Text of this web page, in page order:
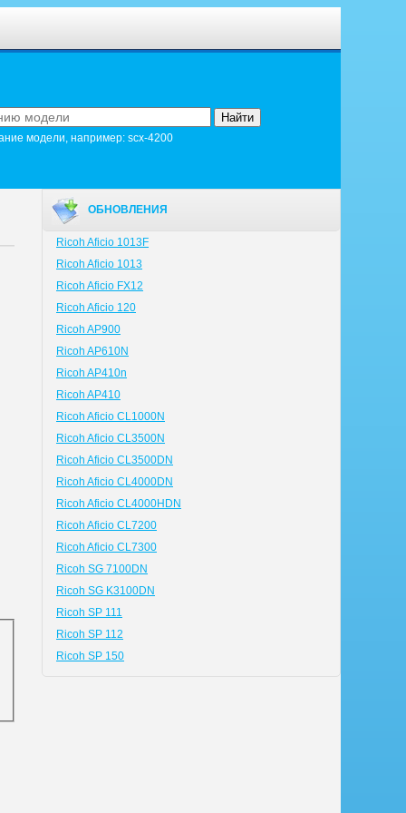
модели, например: scx-4200
ОБНОВЛЕНИЯ
Ricoh Aficio 1013F
Ricoh Aficio 1013
Ricoh Aficio FX12
Ricoh Aficio 120
Ricoh AP900
Ricoh AP610N
Ricoh AP410n
Ricoh AP410
Ricoh Aficio CL1000N
Ricoh Aficio CL3500N
Ricoh Aficio CL3500DN
Ricoh Aficio CL4000DN
Ricoh Aficio CL4000HDN
Ricoh Aficio CL7200
Ricoh Aficio CL7300
Ricoh SG 7100DN
Ricoh SG K3100DN
Ricoh SP 111
Ricoh SP 112
Ricoh SP 150